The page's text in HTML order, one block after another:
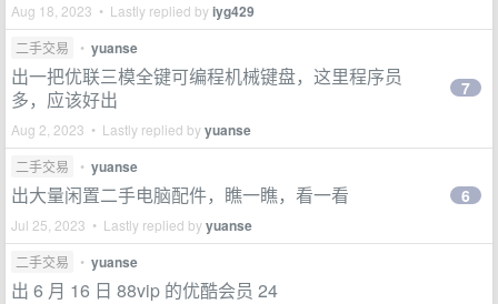
Aug 18, 2023 • Lastly replied byiyg429
二手交易 • yuanse
出一把优联三模全键可编程机械键盘，这里程序员
多，应该好出
Aug 2, 2023 • Lastly replied byyuanse
7
二手交易 • yuanse
出大量闲置二手电脑配件，瞧一瞧，看一看
Jul 25, 2023 • Lastly replied byyuanse
6
二手交易 • yuanse
出 6 月 16 日 88vip 的优酷会员 24